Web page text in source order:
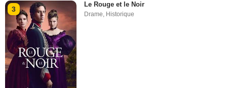
3
Le Rouge et le Noir
Drame, Historique